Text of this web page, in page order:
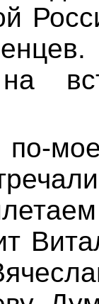
на